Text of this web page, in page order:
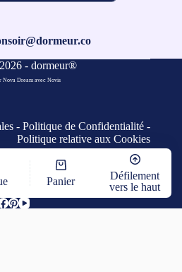
- dormeur®
Nova Dream avecNovis
-Politique de Confidentialité -
Politique relative aux Cookies
Panier
Défilement
vers le haut